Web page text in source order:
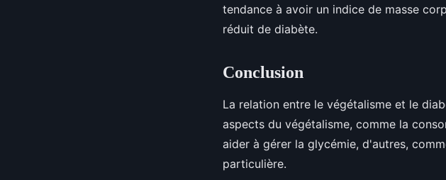
tendance à avoir un indice de masse
réduit de diabète.
Conclusion
La relation entre le végétalisme et le
aspects du végétalisme, comme la
aider à gérer la glycémie, d'autres,
particulière.